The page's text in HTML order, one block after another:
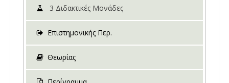
3 Διδακτικές Μονάδες
Επιστημονικής Περ.
Θεωρίας